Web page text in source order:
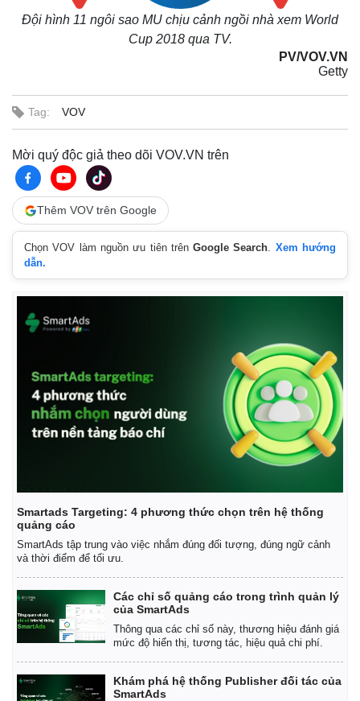
Pháp luật
Đội hình 11 ngôi sao MU chịu cảnh ngồi nhà xem World
Cup 2018 qua TV.
PV/VOV.VN
Getty
Tag: VOV
Mời quý độc giả theo dõi VOV.VN trên
Thêm VOV trên Google
Chọn VOV làm nguồn ưu tiên trênGoogle Search. Xem hướng
dẫn.
Smartads Targeting: 4 phương thức chọn trên hệ thống
quảng cáo
SmartAds tập trung vào việc nhắm đúng đối tượng, đúng ngữ cảnh
và thời điểm để tối ưu.
Các chỉ số quảng cáo trong trình quản lý
của SmartAds
Thông qua các chỉ số này, thương hiệu đánh giá
mức độ hiển thị, tương tác, hiệu quả chi phí.
Khám phá hệ thống Publisher đối tác của
SmartAds